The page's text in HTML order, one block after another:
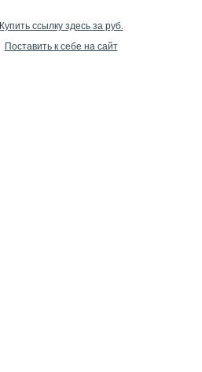
Купить ссылку здесь за руб.
Поставить к себе на сайт